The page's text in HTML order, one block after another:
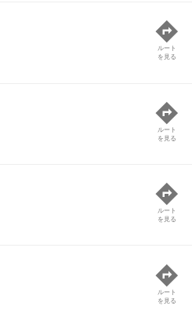
ルート
を見る
ルート
を見る
ルート
を見る
ルート
を見る